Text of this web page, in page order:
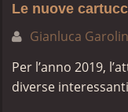
Le nuove
Gianluca
Per l’anno 2019,
diverse